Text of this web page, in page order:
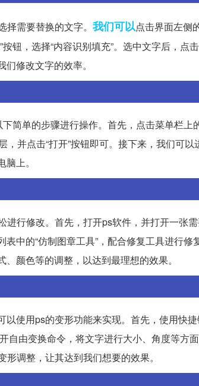
需要替换的文字。 我们可以点击界面左侧
钮，选择“内容识别填充”。选中文字后，点
修改文字的效率。
简单的步骤进行操作。首先，点击菜单栏上
并点击“打开”按钮即可。接下来，我们可
上。
行修改。首先，打开ps软件，并打开一张
中的“仿制图章工具”，配合修复工具进行
颜色等的调整，以达到最理想的效果。
使用ps的变形功能来实现。首先，使用快
自由变换命令，将文字进行大小、角度等方
调整，让其达到我们想要的效果。